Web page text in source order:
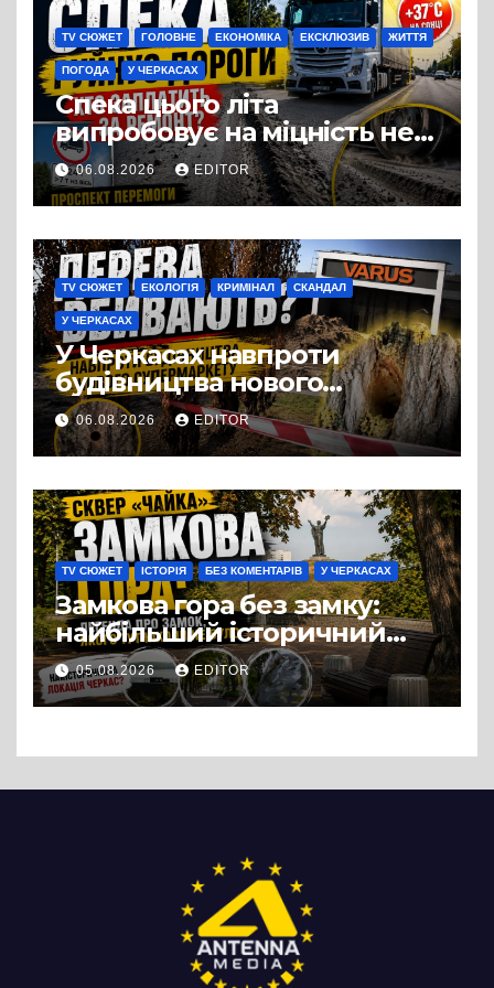
TV СЮЖЕТ ГОЛОВНЕ ЕКОНОМІКА ЕКСКЛЮЗИВ ЖИТТЯ
ПОГОДА У ЧЕРКАСАХ
Спека цього літа
випробовує на міцність не
лише людей, а й дороги
Черкас
06.08.2026 EDITOR
TV СЮЖЕТ ЕКОЛОГІЯ КРИМІНАЛ СКАНДАЛ
У ЧЕРКАСАХ
У Черкасах навпроти
будівництва нового
супермаркету VARUS на
проспекті Перемоги всохли
дерева. І це навряд чи
можна назвати
випадковістю
06.08.2026 EDITOR
TV СЮЖЕТ ІСТОРІЯ БЕЗ КОМЕНТАРІВ У ЧЕРКАСАХ
Замкова гора без замку:
найбільший історичний
міф Черкас
05.08.2026 EDITOR